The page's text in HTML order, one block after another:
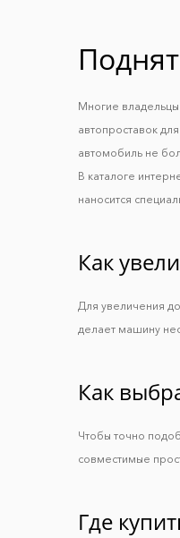
Многие
автопроставок
автомобиль не
В каталоге
наносится
Как
Для увеличения
делает машину
Как
Чтобы точно
совместимые
Где